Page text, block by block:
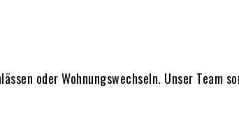
oder Wohnungswechseln. Unser Team